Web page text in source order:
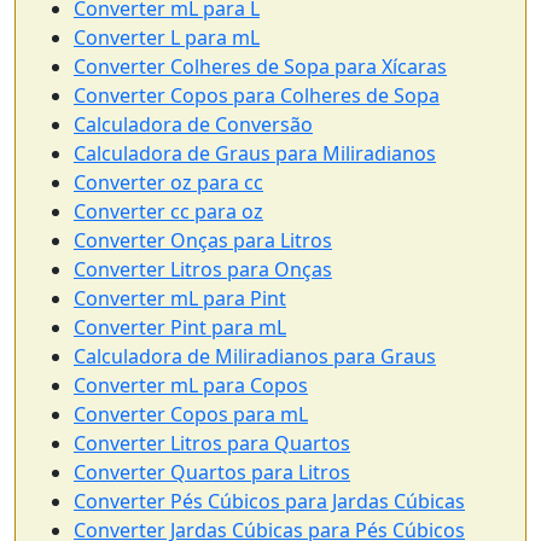
Converter mL para L
Converter L para mL
Converter Colheres de Sopa para Xícaras
Converter Copos para Colheres de Sopa
Calculadora de Conversão
Calculadora de Graus para Miliradianos
Converter oz para cc
Converter cc para oz
Converter Onças para Litros
Converter Litros para Onças
Converter mL para Pint
Converter Pint para mL
Calculadora de Miliradianos para Graus
Converter mL para Copos
Converter Copos para mL
Converter Litros para Quartos
Converter Quartos para Litros
Converter Pés Cúbicos para Jardas Cúbicas
Converter Jardas Cúbicas para Pés Cúbicos